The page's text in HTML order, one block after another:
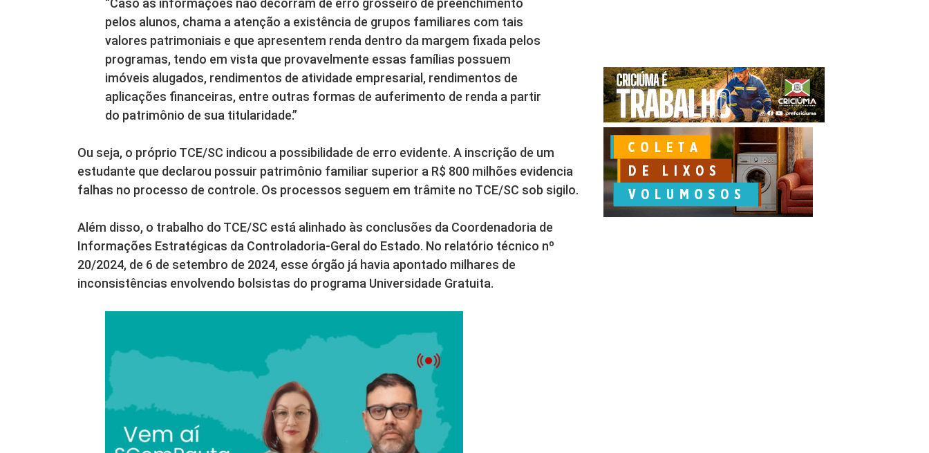
“Caso as informações não decorram de erro grosseiro de preenchimento
pelos alunos, chama a atenção a existência de grupos familiares com tais
valores patrimoniais e que apresentem renda dentro da margem fixada pelos
programas, tendo em vista que provavelmente essas famílias possuem
imóveis alugados, rendimentos de atividade empresarial, rendimentos de
aplicações financeiras, entre outras formas de auferimento de renda a partir
do patrimônio de sua titularidade.”
Ou seja, o próprio TCE/SC indicou a possibilidade de erro evidente. A inscrição de um
estudante que declarou possuir patrimônio familiar superior a R$ 800 milhões evidencia
falhas no processo de controle. Os processos seguem em trâmite no TCE/SC sob sigilo.
Além disso, o trabalho do TCE/SC está alinhado às conclusões da Coordenadoria de
Informações Estratégicas da Controladoria-Geral do Estado. No relatório técnico nº
20/2024, de 6 de setembro de 2024, esse órgão já havia apontado milhares de
inconsistências envolvendo bolsistas do programa Universidade Gratuita.